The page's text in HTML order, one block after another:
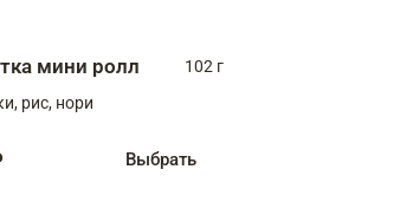
мини ролл
102 г
рис, нори
Выбрать